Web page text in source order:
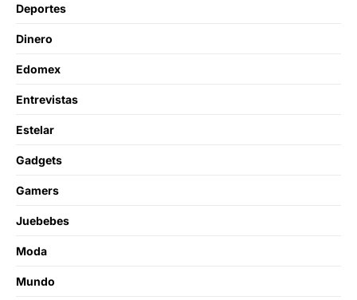
Deportes
Dinero
Edomex
Entrevistas
Estelar
Gadgets
Gamers
Juebebes
Moda
Mundo